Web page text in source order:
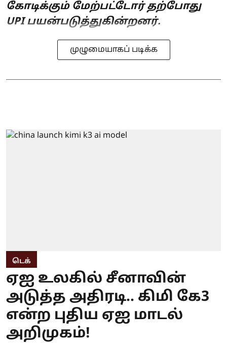
கோடிக்கும் மேற்பட்டோர் தற்போது
UPI பயன்படுத்துகின்றனர்.
முழுமையாகப் படிக்க
டெக்
ஏஐ உலகில் சீனாவின்
அடுத்த அதிரடி.. கிமி கே3
என்ற புதிய ஏஐ மாடல்
அறிமுகம்!